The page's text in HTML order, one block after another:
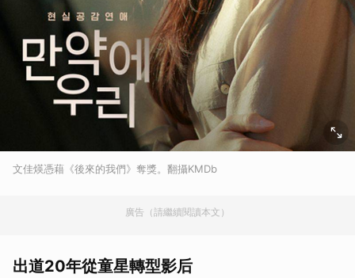
文佳煐憑藉《後來的我們》奪獎。翻攝KMDb
廣告（請繼續閱讀本文）
出道20年從童星轉型影后